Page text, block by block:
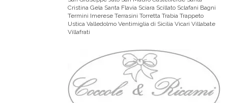
Cristina Gela Santa Flavia Sciara Scillato Sclafani Bagni
Termini Imerese Terrasini Torretta Trabia Trappeto
Ustica Valledolmo Ventimiglia di Sicilia Vicari Villabate
Villafrati